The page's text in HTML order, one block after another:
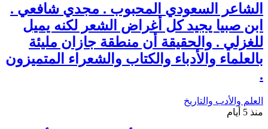
الشاعر السعودي المحبوب . مجدي شافعي .
ابن صبيا يجيد كل أغراض الشعر لكنه يميل
للغزلي . والحقيقة أن منطقة جازان مليئة
بالعلماء والأدباء والكتاب والشعراء المتميزون
.
العلم والأدب والتاريخ
منذ 5 أيام